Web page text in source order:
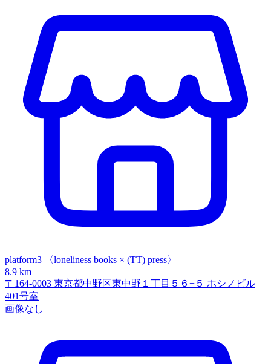
platform3 〈loneliness books × (TT) press〉
8.9 km
〒164-0003 東京都中野区東中野１丁目５６−５ ホシノビル
401号室
画像なし